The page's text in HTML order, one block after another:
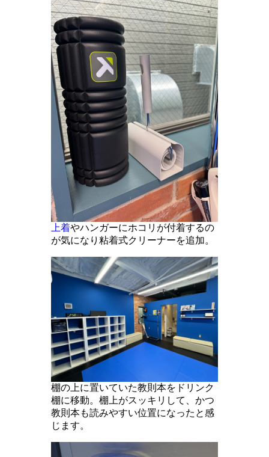
上着やハンガーにホコリが付着するの
が気になり粘着式クリーナーを追加。
棚の上に置いていた教則本をドリンク
棚に移動。棚上がスッキリして、かつ
教則本も読みやすい位置になったと感
じます。